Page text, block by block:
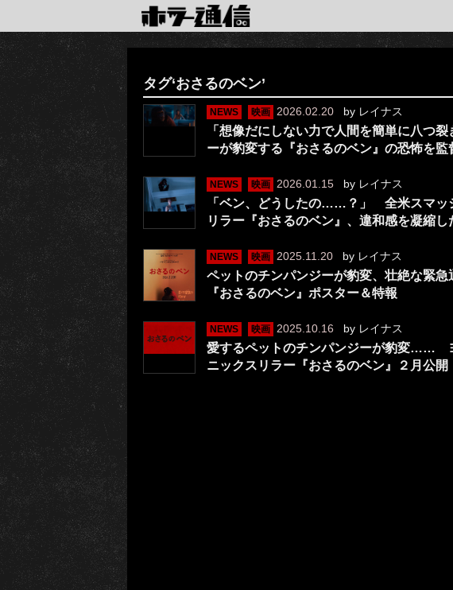
タグ‘おさるのベン’
NEWS 映画 2026.02.20 by レイナス
「想像だにしない力で人間を簡単に八
ーが豹変する『おさるのベン』の恐怖を監
NEWS 映画 2026.01.15 by レイナス
「ベン、どうしたの……？」 全米スマッ
リラー『おさるのベン』、違和感を凝縮し
NEWS 映画 2025.11.20 by レイナス
ペットのチンパンジーが豹変、壮絶な緊
『おさるのベン』ポスター＆特報
NEWS 映画 2025.10.16 by レイナス
愛するペットのチンパンジーが豹変……
ニックスリラー『おさるのベン』２月公開